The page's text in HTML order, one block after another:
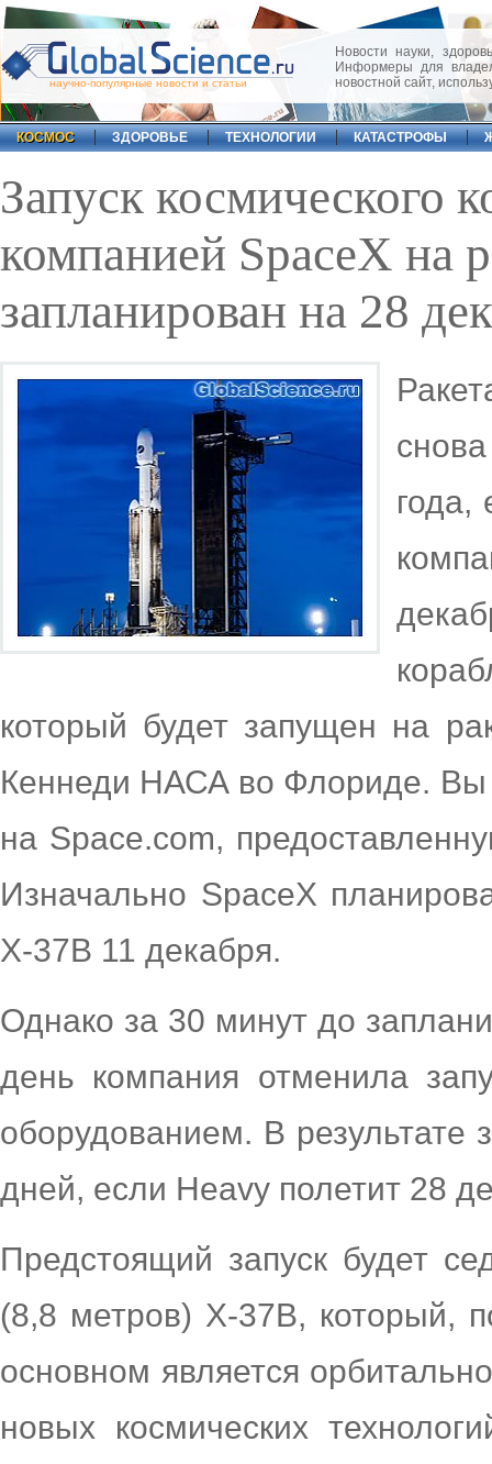
научно-популярные новости и статьи
Новости науки,
Информеры для
новостной сайт,
КОСМОС ЗДОРОВЬЕ ТЕХНОЛОГИИ КАТАСТРОФЫ
Запуск космического
компанией SpaceX на
запланирован на 28
года,
который будет запущен на
Кеннеди НАСА во Флориде. Вы
на Space.com,
Изначально SpaceX
X-37B 11 декабря.
Однако за 30 минут до
день компания отменила
оборудованием. В результате
дней, если Heavy полетит 28
Предстоящий запуск будет
(8,8 метров) X-37B, который,
основном является
новых космических